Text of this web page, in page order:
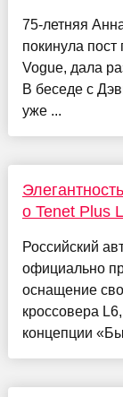
75-летняя
покинула пост
Vogue, дала
В беседе с
уже ...
о Tenet Plus
Российский
официально
оснащение
кроссовера
концепции